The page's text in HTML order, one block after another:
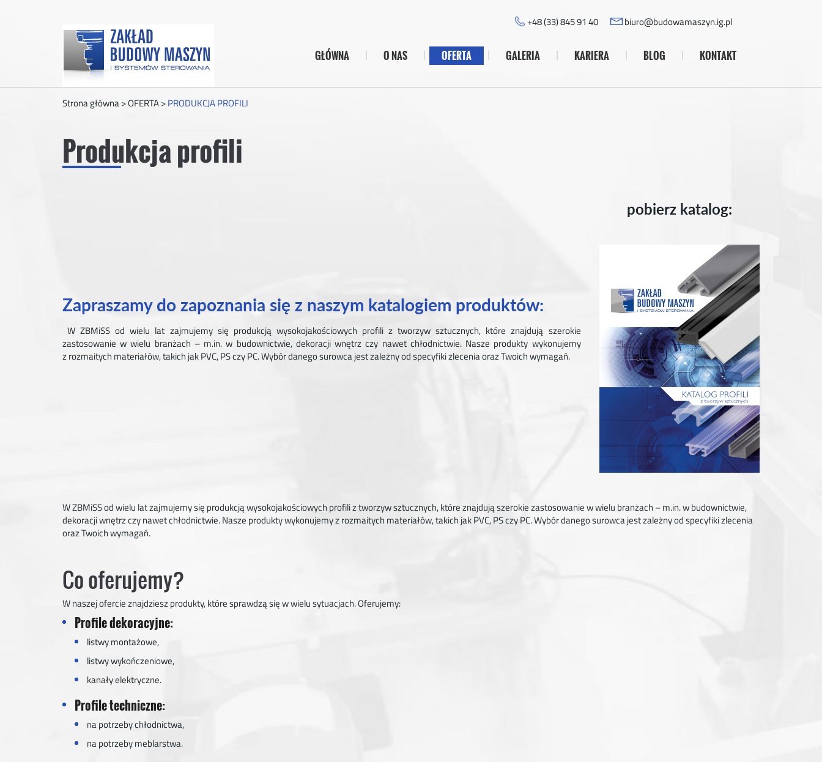
+48 (33) 845 91 40 biuro@budowamaszyn.ig.pl
GŁÓWNA O NAS OFERTA GALERIA KARIERA BLOG KONTAKT
Strona główna>OFERTA>PRODUKCJA PROFILI
Produkcja profili
Zapraszamy do zapoznania się z naszym katalogiem produktów:
W ZBMiSS od wielu lat zajmujemy się produkcją wysokojakościowych profili z tworzyw sztucznych, które znajdują szerokie
zastosowanie w wielu branżach – m.in. w budownictwie, dekoracji wnętrz czy nawet chłodnictwie. Nasze produkty wykonujemy
z rozmaitych materiałów, takich jak PVC, PS czy PC. Wybór danego surowca jest zależny od specyfiki zlecenia oraz Twoich wymagań.
pobierz katalog:
W ZBMiSS od wielu lat zajmujemy się produkcją wysokojakościowych profili z tworzyw sztucznych, które znajdują szerokie zastosowanie w wielu branżach – m.in. w budownictwie,
dekoracji wnętrz czy nawet chłodnictwie. Nasze produkty wykonujemy z rozmaitych materiałów, takich jak PVC, PS czy PC. Wybór danego surowca jest zależny od specyfiki zlecenia
oraz Twoich wymagań.
Co oferujemy?
W naszej ofercie znajdziesz produkty, które sprawdzą się w wielu sytuacjach. Oferujemy:
Profile dekoracyjne:
listwy montażowe,
listwy wykończeniowe,
kanały elektryczne.
Profile techniczne:
na potrzeby chłodnictwa,
na potrzeby meblarstwa.